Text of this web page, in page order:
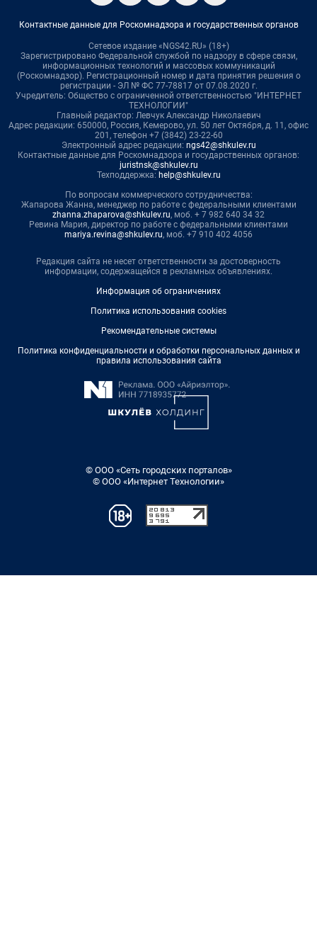
Контактные данные для Роскомнадзора и государственных органов
Сетевое издание «NGS42.RU» (18+)
Зарегистрировано Федеральной службой по надзору в сфере связи,
информационных технологий и массовых коммуникаций
(Роскомнадзор). Регистрационный номер и дата принятия решения о
регистрации - ЭЛ № ФС 77-78817 от 07.08.2020 г.
Учредитель: Общество с ограниченной ответственностью "ИНТЕРНЕТ
ТЕХНОЛОГИИ"
Главный редактор: Левчук Александр Николаевич
Адрес редакции: 650000, Россия, Кемерово, ул. 50 лет Октября, д. 11, офис
201, телефон +7 (3842) 23-22-60
Электронный адрес редакции: ngs42@shkulev.ru
Контактные данные для Роскомнадзора и государственных органов:
juristnsk@shkulev.ru
Техподдержка: help@shkulev.ru
По вопросам коммерческого сотрудничества:
Жапарова Жанна, менеджер по работе с федеральными клиентами
zhanna.zhaparova@shkulev.ru, моб. + 7 982 640 34 32
Ревина Мария, директор по работе с федеральными клиентами
mariya.revina@shkulev.ru, моб. +7 910 402 4056
Редакция сайта не несет ответственности за достоверность
информации, содержащейся в рекламных объявлениях.
Информация об ограничениях
Политика использования cookies
Рекомендательные системы
Политика конфиденциальности и обработки персональных данных и
правила использования сайта
© ООО «Сеть городских порталов»
© ООО «Интернет Технологии»